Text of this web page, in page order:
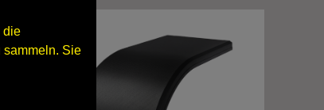
die
sammeln. Sie